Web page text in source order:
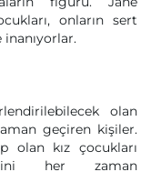
onların sert
olan
geçiren kişiler.
olan kız çocukları
her zaman